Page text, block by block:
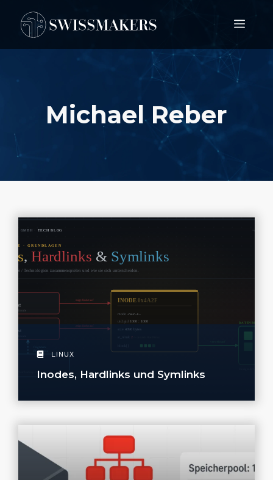
zum
Inhalt
Menü
Michael Reber
LINUX
Inodes, Hardlinks und Symlinks